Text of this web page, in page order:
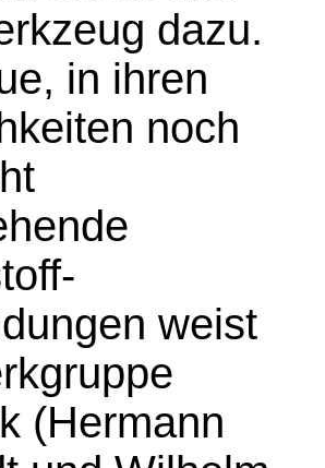
dazu.
in ihren
noch
weist
(Hermann